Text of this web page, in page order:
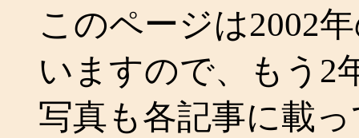
このページは2002
いますので、もう2
写真も各記事に載